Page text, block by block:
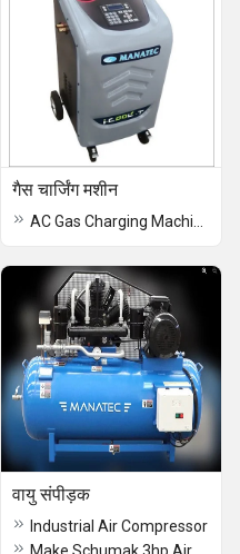
गैस चार्जिंग मशीन
वायु संपीड़क
Industrial Air Compressor